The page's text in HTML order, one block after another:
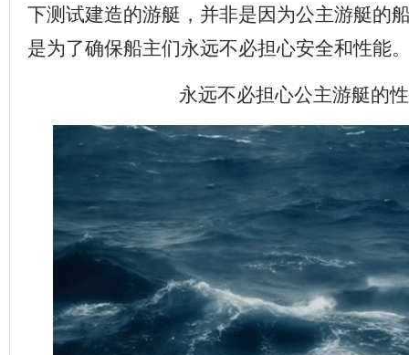
下测试建造的游艇，并非是因为公主游艇的
是为了确保船主们永远不必担心安全和性能
永远不必担心公主游艇的